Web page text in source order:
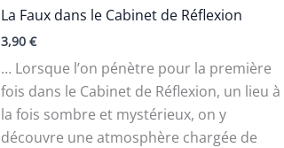
La Faux dans le Cabinet de Réflexion
3,90€
… Lorsque l’on pénètre pour la première
fois dans le Cabinet de Réflexion, un lieu à
la fois sombre et mystérieux, on y
découvre une atmosphère chargée de